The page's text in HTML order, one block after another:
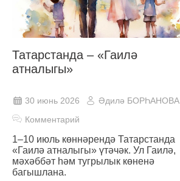
Татарстанда ‒ «Гаилә
атналыгы»
30 июнь 2026
Әдилә БОРҺАНОВА
Комментарий
1–10 июль көннәрендә Татарстанда
«Гаилә атналыгы» үтәчәк. Ул Гаилә,
мәхәббәт һәм тугрылык көненә
багышлана.